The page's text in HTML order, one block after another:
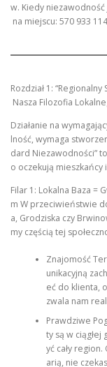
w. Kiedy
na miejscu: 570 933
Rozdział 1:
Nasza Filozofia
Działanie na
lność, wymaga
dard Niezawodności”
o oczekują mieszkańcy
Filar 1: Lokalna Baza =
m W przeciwieństwie
a, Grodziska czy
my częścią tej
Znajomość
unikacyjną
eć do klienta,
zwala nam
Prawdziwe
ty są w
yć cały
arią, nie